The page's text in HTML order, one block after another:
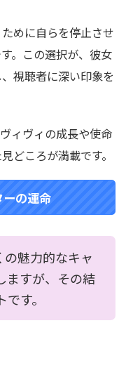
めに自らを停止させ
。この選択が、彼女
視聴者に深い印象を
ィヴィの成長や使命
どころが満載です。
の運命
の魅力的なキャ
ますが、その結
す。